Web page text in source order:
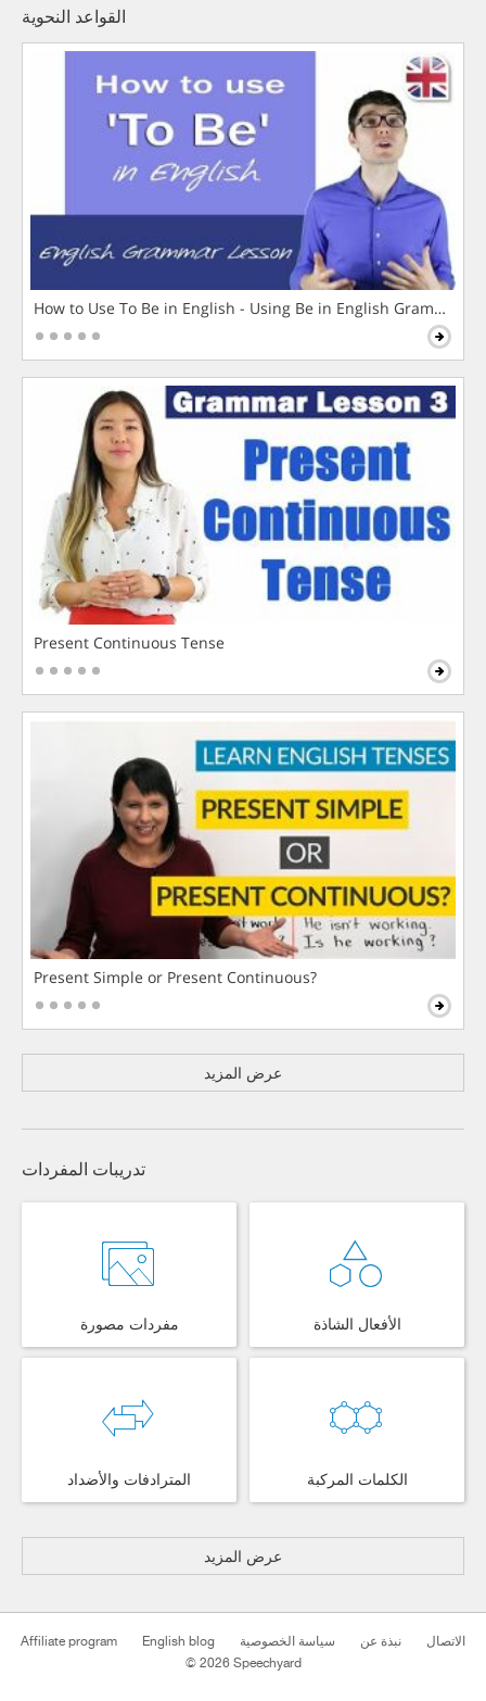
القواعد النحوية
How to Use To Be in English - Using Be in English Grammar
Present Continuous Tense
Present Simple or Present Continuous?
عرض المزيد
تدريبات المفردات
مفردات مصورة الأفعال الشاذة
المترادفات والأضداد الكلمات المركبة
عرض المزيد
Affiliate program English blog سياسة الخصوصية نبذة عن
الاتصال
© 2026 Speechyard